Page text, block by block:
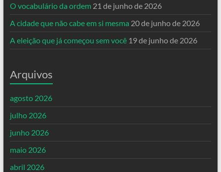
O vocabulário da ordem 21 de junho de 2026
A cidade que não cabe em si mesma 20 de junho de 2026
A eleição que já começou sem você 19 de junho de 2026
Arquivos
agosto 2026
julho 2026
junho 2026
maio 2026
abril 2026